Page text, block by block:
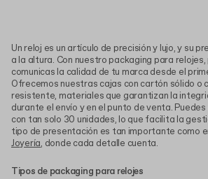
Un reloj es un artículo de precisión y lujo, y su
a la altura. Con nuestro packaging para
comunicas la calidad de tu marca desde el
Ofrecemos nuestras cajas con cartón sólido o
resistente, materiales que garantizan la
durante el envío y en el punto de venta.
con tan solo 30 unidades, lo que facilita la
tipo de presentación es tan importante como
Joyería, donde cada detalle cuenta.
Tipos de packaging para relojes